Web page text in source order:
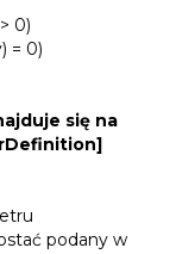
0)
= 0)
się na
podany w